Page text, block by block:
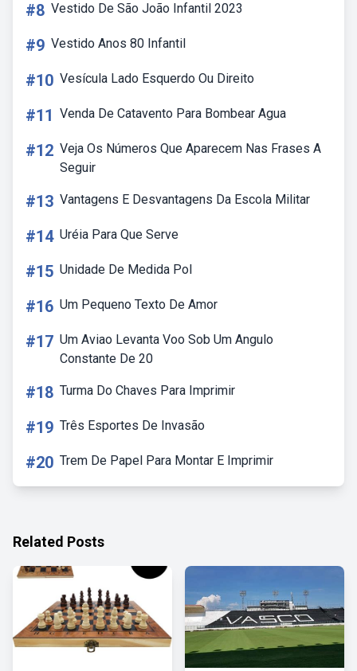
#8 Vestido De São João Infantil 2023
#9 Vestido Anos 80 Infantil
#10 Vesícula Lado Esquerdo Ou Direito
#11 Venda De Catavento Para Bombear Agua
#12 Veja Os Números Que Aparecem Nas Frases A
Seguir
#13 Vantagens E Desvantagens Da Escola Militar
#14 Uréia Para Que Serve
#15 Unidade De Medida Pol
#16 Um Pequeno Texto De Amor
#17 Um Aviao Levanta Voo Sob Um Angulo
Constante De 20
#18 Turma Do Chaves Para Imprimir
#19 Três Esportes De Invasão
#20 Trem De Papel Para Montar E Imprimir
Related Posts